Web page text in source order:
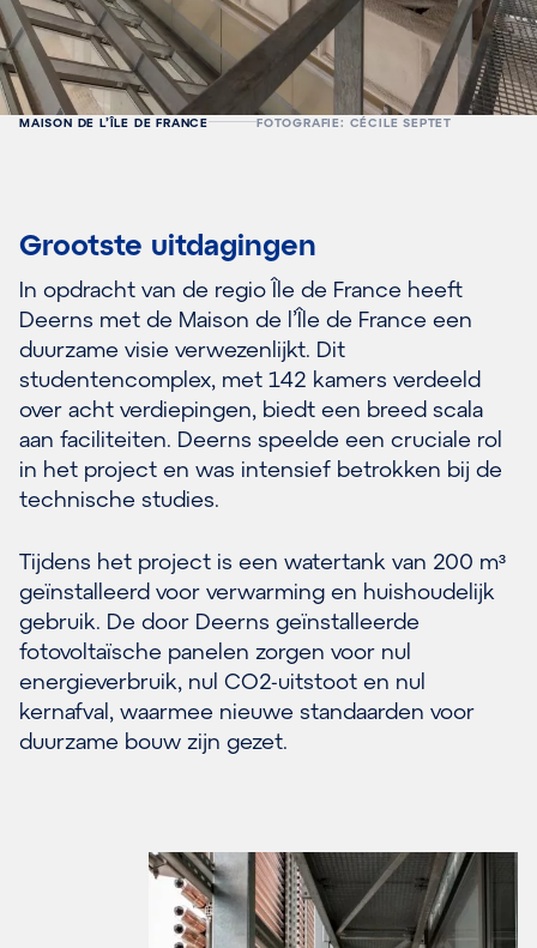
MAISON DE L’ÎLE DE FRANCE FOTOGRAFIE: CÉCILE SEPTET
Grootste uitdagingen
In opdracht van de regio Île de France heeft
Deerns met de Maison de l’Île de France een
duurzame visie verwezenlijkt. Dit
studentencomplex, met 142 kamers verdeeld
over acht verdiepingen, biedt een breed scala
aan faciliteiten. Deerns speelde een cruciale rol
in het project en was intensief betrokken bij de
technische studies.
Tijdens het project is een watertank van 200 m³
geïnstalleerd voor verwarming en huishoudelijk
gebruik. De door Deerns geïnstalleerde
fotovoltaïsche panelen zorgen voor nul
energieverbruik, nul CO2-uitstoot en nul
kernafval, waarmee nieuwe standaarden voor
duurzame bouw zijn gezet.